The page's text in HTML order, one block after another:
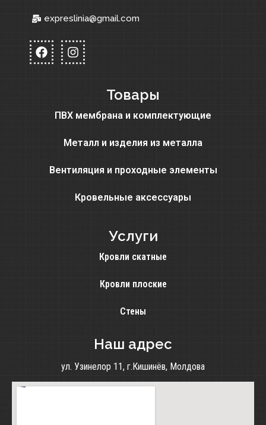
expreslinia@gmail.com
Товары
ПВХ мембрана и комплектующие
Металл и изделия из металла
Вентиляция и проходные элементы
Кровельные аксессуары
Услуги
Кровли скатные
Кровли плоские
Стены
Наш адрес
ул. Узинелор 11, г.Кишинёв, Молдова